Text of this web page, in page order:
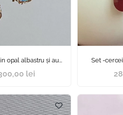
opal albastru și au...
lei
Set -